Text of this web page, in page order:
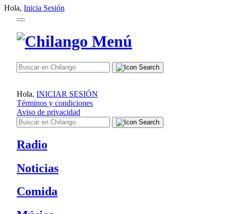
Hola, Inicia Sesión
Hola, INICIAR SESIÓN
Términos y condiciones
Aviso de privacidad
Radio
Noticias
Comida